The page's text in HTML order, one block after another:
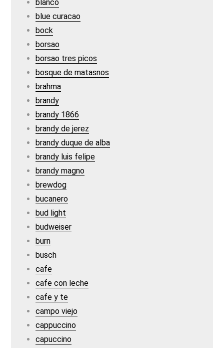
blanco
blue curacao
bock
borsao
borsao tres picos
bosque de matasnos
brahma
brandy
brandy 1866
brandy de jerez
brandy duque de alba
brandy luis felipe
brandy magno
brewdog
bucanero
bud light
budweiser
burn
busch
cafe
cafe con leche
cafe y te
campo viejo
cappuccino
capuccino